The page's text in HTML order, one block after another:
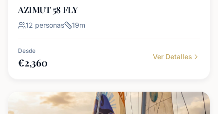
AZIMUT 58 FLY
12 personas 19m
Desde
€2,360 Ver Detalles